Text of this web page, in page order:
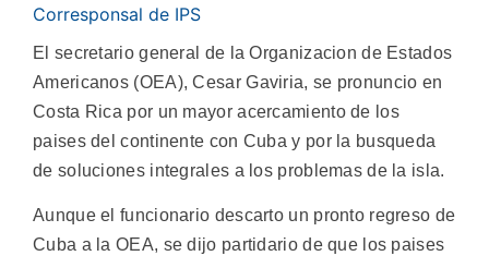
Corresponsal de IPS
El secretario general de la Organizacion de Estados
Americanos (OEA), Cesar Gaviria, se pronuncio en
Costa Rica por un mayor acercamiento de los
paises del continente con Cuba y por la busqueda
de soluciones integrales a los problemas de la isla.
Aunque el funcionario descarto un pronto regreso de
Cuba a la OEA, se dijo partidario de que los paises